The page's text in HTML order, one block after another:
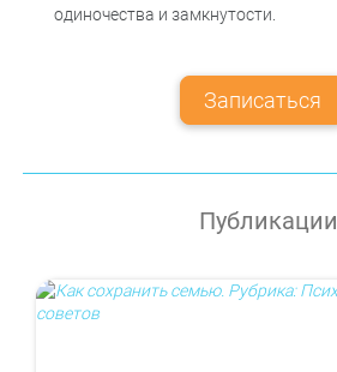
одиночества и замкнутости.
Записаться
Публикации